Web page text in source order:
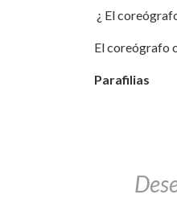
¿ El
El coreógrafo
Parafilias